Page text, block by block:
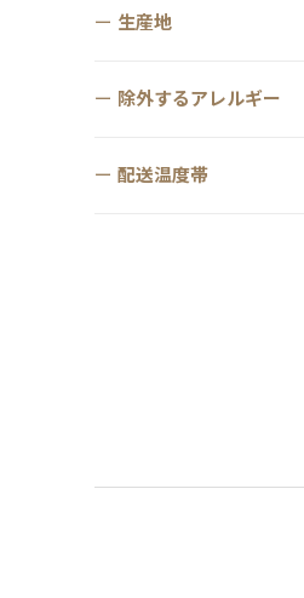
生産地
除外するアレルギー
配送温度帯